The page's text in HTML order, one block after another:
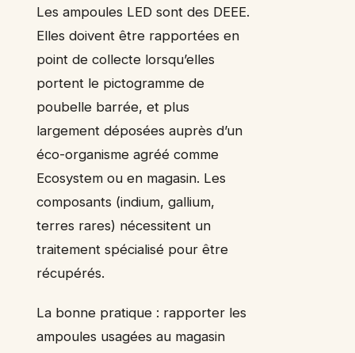
Les ampoules LED sont des DEEE.
Elles doivent être rapportées en
point de collecte lorsqu’elles
portent le pictogramme de
poubelle barrée, et plus
largement déposées auprès d’un
éco-organisme agréé comme
Ecosystem ou en magasin. Les
composants (indium, gallium,
terres rares) nécessitent un
traitement spécialisé pour être
récupérés.
La bonne pratique : rapporter les
ampoules usagées au magasin